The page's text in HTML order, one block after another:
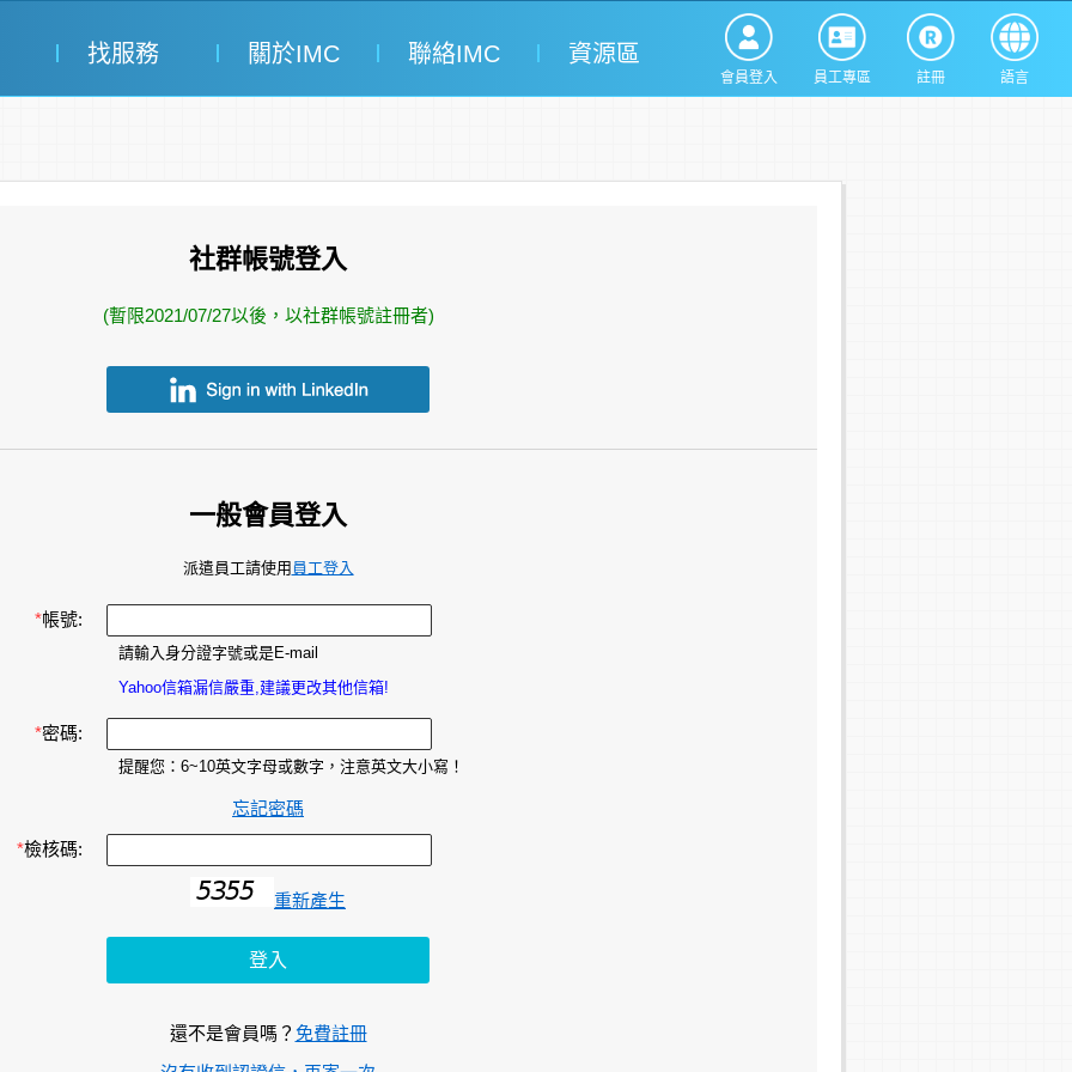
會員登入 員工專區 註冊 語言
找服務 關於IMC 聯絡IMC 資源區
社群帳號登入
(暫限2021/07/27以後，以社群帳號註冊者)
一般會員登入
派遣員工請使用 員工登入
*帳號:
請輸入身分證字號或是E-mail
Yahoo信箱漏信嚴重,建議更改其他信箱!
*密碼:
提醒您：6~10英文字母或數字，注意英文大小寫！
忘記密碼
*檢核碼:
重新產生
還不是會員嗎？ 免費註冊